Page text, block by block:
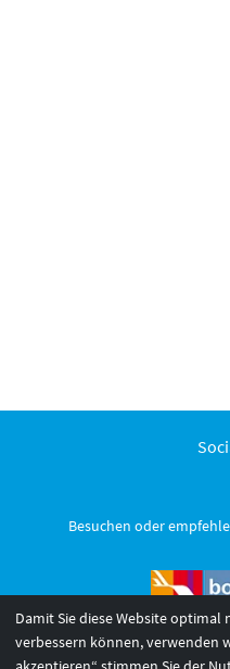
Besuchen oder
Damit Sie diese Website
verbessern können, verwenden